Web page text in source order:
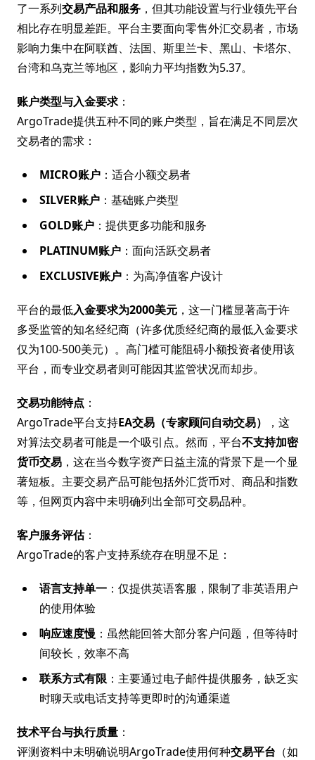
了一系列交易产品和服务 ，但其功能设置与行业领先平台
相比存在明显差距。平台主要面向零售外汇交易者，市场
影响力集中在阿联酋、法国、斯里兰卡、黑山、卡塔尔、
台湾和乌克兰等地区，影响力平均指数为5.37。
账户类型与入金要求：
ArgoTrade提供五种不同的账户类型，旨在满足不同层次
交易者的需求：
MICRO账户 ：适合小额交易者
SILVER账户 ：基础账户类型
GOLD账户 ：提供更多功能和服务
PLATINUM账户 ：面向活跃交易者
EXCLUSIVE账户 ：为高净值客户设计
平台的最低入金要求为2000美元 ，这一门槛显著高于许
多受监管的知名经纪商（许多优质经纪商的最低入金要求
仅为100-500美元）。高门槛可能阻碍小额投资者使用该
平台，而专业交易者则可能因其监管状况而却步。
交易功能特点 ：
ArgoTrade平台支持EA交易（专家顾问自动交易）
，这
对算法交易者可能是一个吸引点。然而，平台不支持加密
货币交易 ，这在当今数字资产日益主流的背景下是一个显
著短板。主要交易产品可能包括外汇货币对、商品和指数
等，但网页内容中未明确列出全部可交易品种。
客户服务评估：
ArgoTrade的客户支持系统存在明显不足：
语言支持单一 ：仅提供英语客服，限制了非英语用户
的使用体验
响应速度慢 ：虽然能回答大部分客户问题，但等待时
间较长，效率不高
联系方式有限 ：主要通过电子邮件提供服务，缺乏实
时聊天或电话支持等更即时的沟通渠道
技术平台与执行质量 ：
评测资料中未明确说明ArgoTrade使用何种交易平台 （如